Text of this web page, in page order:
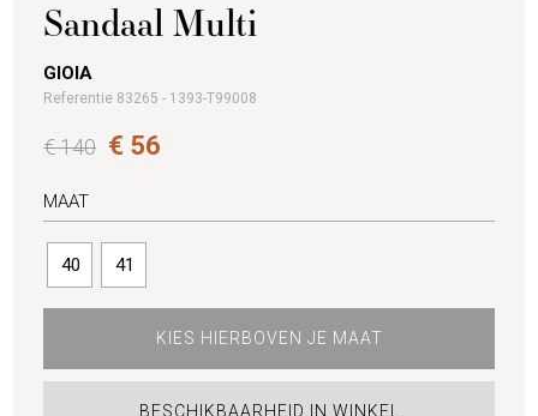
Sandaal Multi
GIOIA
Referentie 83265 - 1393-T99008
€ 140 € 56
MAAT
40 41
KIES HIERBOVEN JE MAAT
BESCHIKBAARHEID IN WINKEL